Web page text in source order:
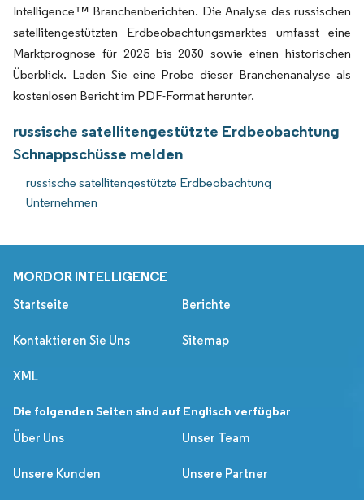
Intelligence™ Branchenberichten. Die Analyse des russischen
satellitengestützten Erdbeobachtungsmarktes umfasst eine
Marktprognose für 2025 bis 2030 sowie einen historischen
Überblick. Laden Sie eine Probe dieser Branchenanalyse als
kostenlosen Bericht im PDF-Format herunter.
russische satellitengestützte Erdbeobachtung
Schnappschüsse melden
russische satellitengestützte Erdbeobachtung
Unternehmen
MORDOR INTELLIGENCE
Startseite Berichte
Kontaktieren Sie Uns Sitemap
XML
Die folgenden Seiten sind auf Englisch verfügbar
Über Uns
Unser Team
Unsere Kunden Unsere Partner